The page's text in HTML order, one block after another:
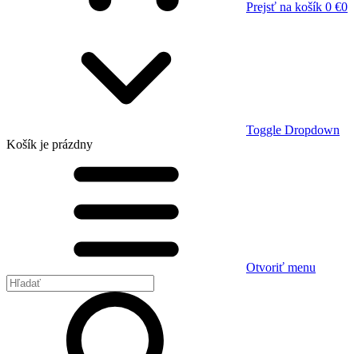
Prejsť na košík 0 €0
Toggle Dropdown
Košík je prázdny
Otvoriť menu